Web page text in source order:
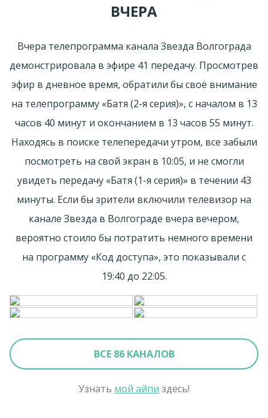
ВЧЕРА
Вчера телепрограмма канала Звезда Волгограда
демонстрировала в эфире 41 передачу. Просмотрев
эфир в дневное время, обратили бы своё внимание
на телепрограмму «Батя (2-я серия)», с началом в 13
часов 40 минут и окончанием в 13 часов 55 минут.
Находясь в поиске телепередачи утром, все забыли
посмотреть на свой экран в 10:05, и не смогли
увидеть передачу «Батя (1-я серия)» в течении 43
минуты. Если бы зрители включили телевизор на
канале Звезда в Волгограде вчера вечером,
вероятно стоило бы потратить немного времени
на программу «Код доступа», это показывали с
19:40 до 22:05.
ВСЕ 86 КАНАЛОВ
Узнать мой айпи здесь!